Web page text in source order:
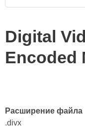
Digital
Encoded
Расширение файла
.divx